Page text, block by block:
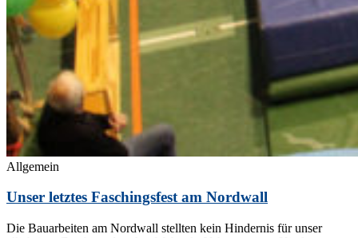
Allgemein
Unser letztes Faschingsfest am Nordwall
Die Bauarbeiten am Nordwall stellten kein Hindernis für unser